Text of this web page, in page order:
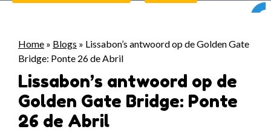
Home » Blogs » Lissabon’s antwoord op de Golden Gate
Bridge: Ponte 26 de Abril
Lissabon’s antwoord op de
Golden Gate Bridge: Ponte
26 de Abril